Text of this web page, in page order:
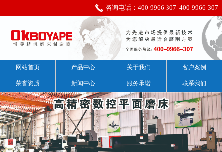
咨询电话： 400-9966-307 400-9966-307
网站首页 产品中心 关于我们 客户案例
荣誉资质 新闻中心 服务承诺 联系我们